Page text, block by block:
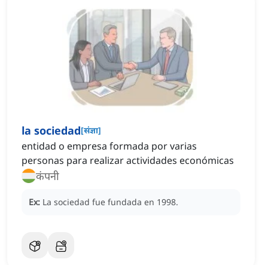
la sociedad[संज्ञा]
entidad o empresa formada por varias
personas para realizar actividades económicas
कंपनी
Ex: La sociedad fue fundada en 1998.